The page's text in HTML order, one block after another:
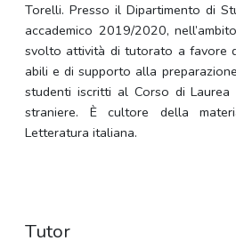
Torelli. Presso il Dipartimento di
accademico 2019/2020,
svolto attività di tutorato a favore
abili e di supporto alla
studenti iscritti al Corso di
straniere. È cultore della
Letteratura italiana.
Tutor